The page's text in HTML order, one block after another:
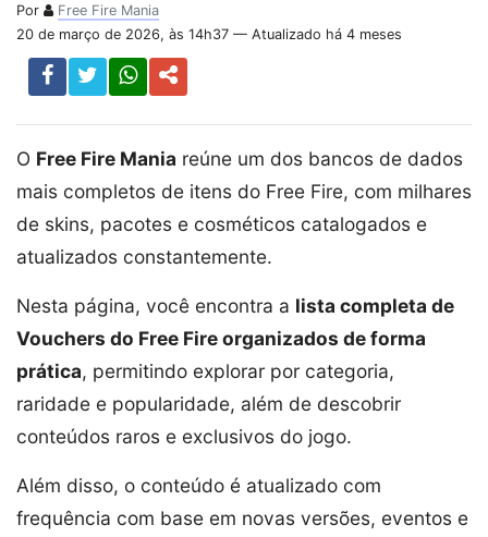
Por
Free Fire Mania
20 de março de 2026, às 14h37 — Atualizado há 4 meses
O Free Fire Mania reúne um dos bancos de dados
mais completos de itens do Free Fire, com milhares
de skins, pacotes e cosméticos catalogados e
atualizados constantemente.
Nesta página, você encontra a lista completa de
Vouchers do Free Fire organizados de forma
prática, permitindo explorar por categoria,
raridade e popularidade, além de descobrir
conteúdos raros e exclusivos do jogo.
Além disso, o conteúdo é atualizado com
frequência com base em novas versões, eventos e